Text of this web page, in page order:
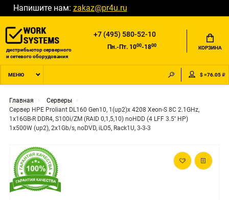
Напишите нам: zakaz@pr4u.ru
дистрибьютор серверного
и сетевого оборудования
+7 (495) 580-52-10
Пн.-Пт. 1000-1800 КОРЗИНА
МЕНЮ $ =76.05 ₽
Главная
Серверы
Сервер HPE Proliant DL160 Gen10, 1(up2)x 4208 Xeon-S 8C 2.1GHz,
1x16GB-R DDR4, S100i/ZM (RAID 0,1,5,10) noHDD (4 LFF 3.5'' HP)
1x500W (up2), 2x1Gb/s, noDVD, iLO5, Rack1U, 3-3-3